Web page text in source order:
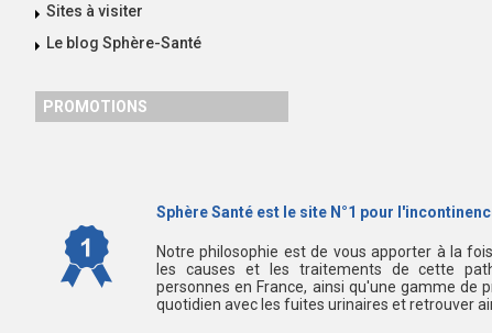
Sites à visiter
Le blog Sphère-Santé
PROMOTIONS
Sphère Santé est le site N°1 pour
Notre philosophie est de vous apporter à la
les causes et les traitements de cette
personnes en France, ainsi qu'une gamme de
quotidien avec les fuites urinaires et retrouver